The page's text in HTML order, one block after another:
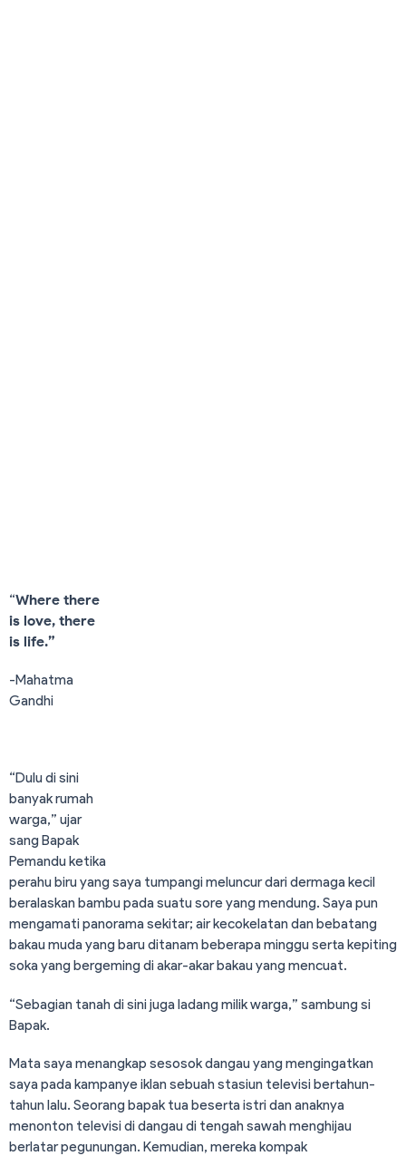
“Where there
is love, there
is life.”
-Mahatma
Gandhi
“Dulu di sini
banyak rumah
warga,” ujar
sang Bapak
Pemandu ketika
perahu biru yang saya tumpangi meluncur dari dermaga kecil
beralaskan bambu pada suatu sore yang mendung. Saya pun
mengamati panorama sekitar; air kecokelatan dan bebatang
bakau muda yang baru ditanam beberapa minggu serta kepiting
soka yang bergeming di akar-akar bakau yang mencuat.
“Sebagian tanah di sini juga ladang milik warga,” sambung si
Bapak.
Mata saya menangkap sesosok dangau yang mengingatkan
saya pada kampanye iklan sebuah stasiun televisi bertahun-
tahun lalu. Seorang bapak tua beserta istri dan anaknya
menonton televisi di dangau di tengah sawah menghijau
berlatar pegunungan. Kemudian, mereka kompak